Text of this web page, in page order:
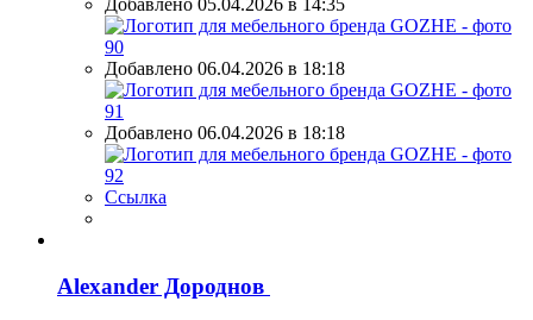
Добавлено 05.04.2026 в 14:35
Добавлено 06.04.2026 в 18:18
Добавлено 06.04.2026 в 18:18
Ссылка
Alexander Дороднов